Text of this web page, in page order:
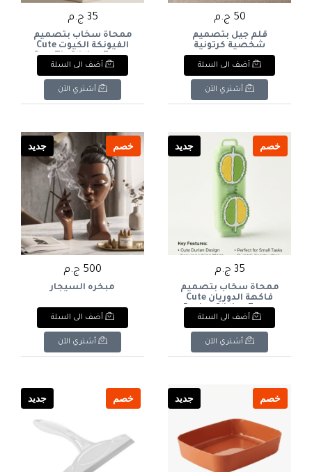
50 ج.م
قلم جيل بتصميم
شخصية كرتونية
مضحكة بابتسامة
عريضة Cute Big Eyes
Cartoon Gel Pen
أضف الى السلة
أشتري الآن
35 ج.م
ممحاة سحّاب بتصميم
الفيونكة الكيوت Cute
Bow Tie Sliding Eraser
أضف الى السلة
أشتري الآن
خصم جديد
35 ج.م
ممحاة سحّاب بتصميم
فاكهة الدوريان Cute
Durian Sliding Eraser
أضف الى السلة
أشتري الآن
خصم جديد
500 ج.م
مبخره السيجار
أضف الى السلة
أشتري الآن
خصم جديد خصم جديد